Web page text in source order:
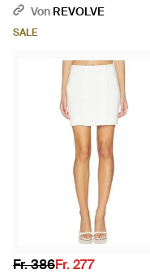
Von REVOLVE
SALE
Fr. 386Fr. 277